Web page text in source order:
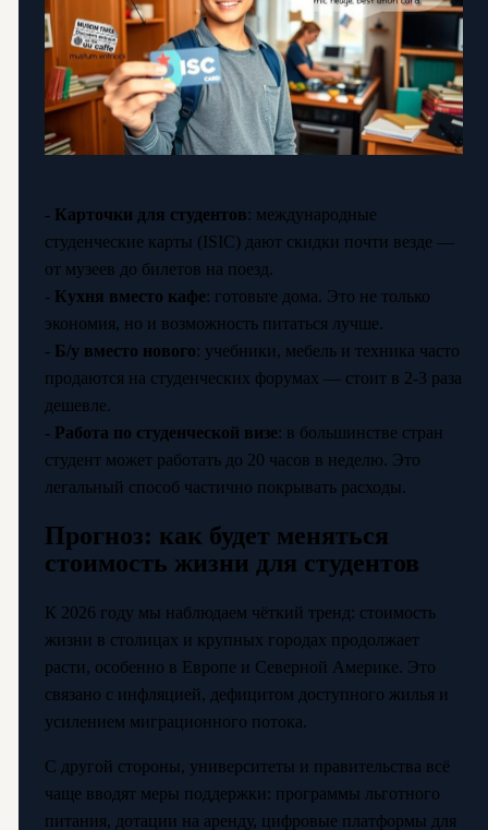
- Карточки для студентов: международные
студенческие карты (ISIC) дают скидки почти везде —
от музеев до билетов на поезд.
- Кухня вместо кафе: готовьте дома. Это не только
экономия, но и возможность питаться лучше.
- Б/у вместо нового: учебники, мебель и техника часто
продаются на студенческих форумах — стоит в 2-3 раза
дешевле.
- Работа по студенческой визе: в большинстве стран
студент может работать до 20 часов в неделю. Это
легальный способ частично покрывать расходы.
Прогноз: как будет меняться
стоимость жизни для студентов
К 2026 году мы наблюдаем чёткий тренд: стоимость
жизни в столицах и крупных городах продолжает
расти, особенно в Европе и Северной Америке. Это
связано с инфляцией, дефицитом доступного жилья и
усилением миграционного потока.
С другой стороны, университеты и правительства всё
чаще вводят меры поддержки: программы льготного
питания, дотации на аренду, цифровые платформы для